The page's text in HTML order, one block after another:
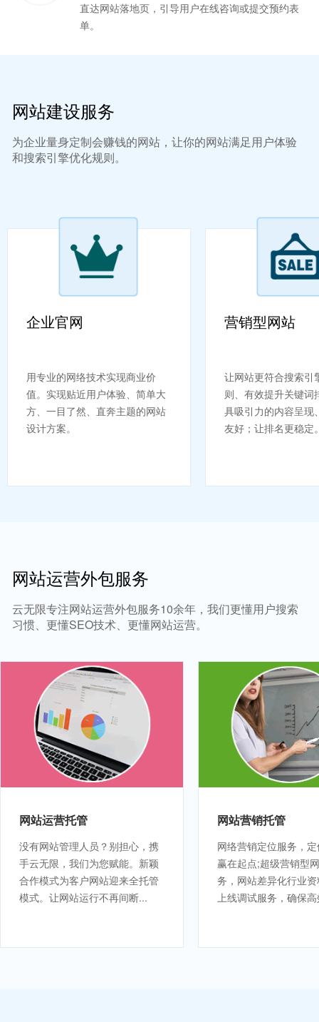
直达网站落地页，引导用户在线咨询或提交预约表
单。
网站建设服务
为企业量身定制会赚钱的网站，让你的网站满足用户体验
和搜索引擎优化规则。
企业官网
用专业的网络技术实现商业价
值。实现贴近用户体验、简单大
方、一目了然、直奔主题的网站
设计方案。
营销型网站
让网站更符合搜索引
则、有效提升关键词
具吸引力的内容呈现
友好；让排名更稳定
网站运营外包服务
云无限专注网站运营外包服务10余年，我们更懂用户搜索
习惯、更懂SEO技术、更懂网站运营。
网站运营托管
没有网站管理人员？别担心，携
手云无限，我们为您赋能。新颖
合作模式为客户网站迎来全托管
模式。让网站运行不再间断...
网站营销托管
网络营销定位服务，
赢在起点;超级营销型
务，网站差异化行业
上线调试服务，确保